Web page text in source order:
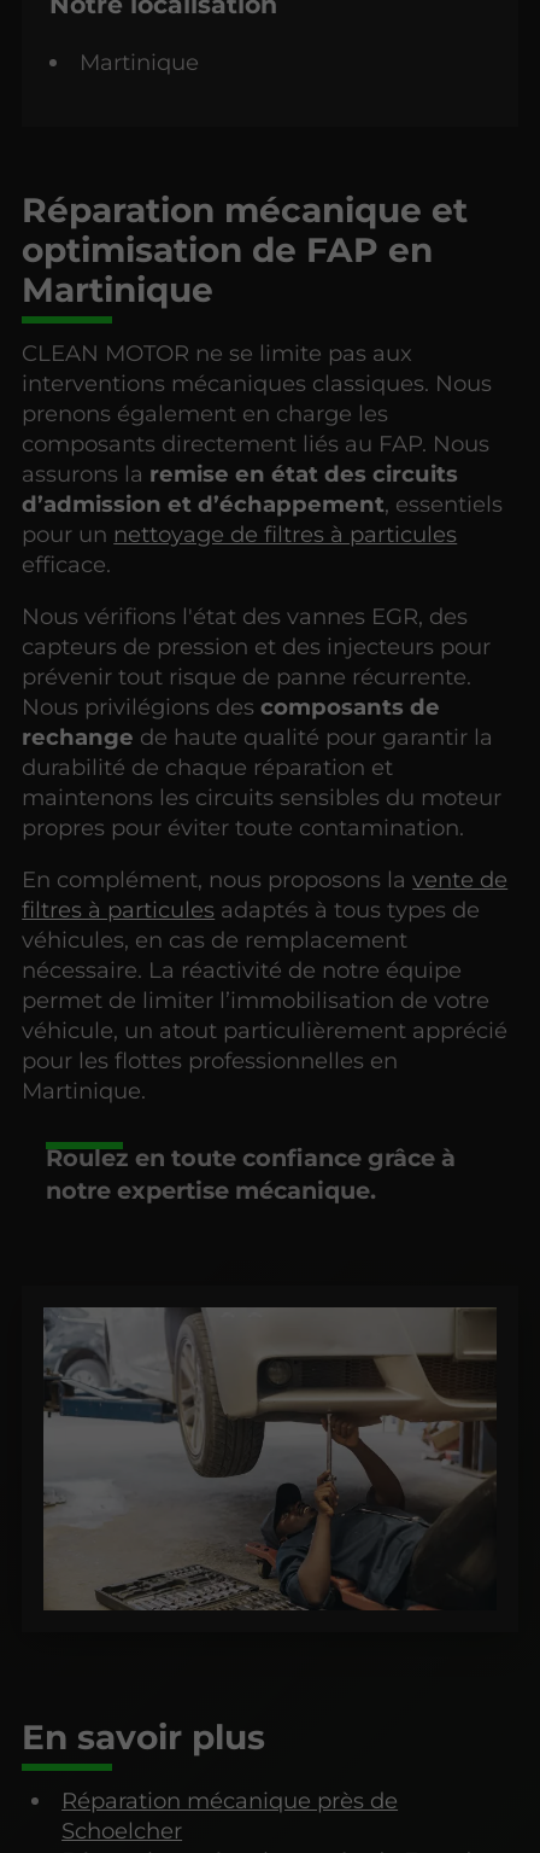
Martinique
Réparation mécanique et
optimisation de FAP en
Martinique
CLEAN MOTOR ne se limite pas aux
interventions mécaniques classiques. Nous
prenons également en charge les
composants directement liés au FAP. Nous
assurons la remise en état des circuits
d’admission et d’échappement, essentiels
pour un nettoyage de filtres à particules
efficace.
Nous vérifions l'état des vannes EGR, des
capteurs de pression et des injecteurs pour
prévenir tout risque de panne récurrente.
Nous privilégions descomposants de
rechange de haute qualité pour garantir la
durabilité de chaque réparation et
maintenons les circuits sensibles du moteur
propres pour éviter toute contamination.
En complément, nous proposons lavente de
filtres à particules adaptés à tous types de
véhicules, en cas de remplacement
nécessaire. La réactivité de notre équipe
permet de limiter l’immobilisation de votre
véhicule, un atout particulièrement apprécié
pour les flottes professionnelles en
Martinique.
Roulez en toute confiance grâce à
notre expertise mécanique.
En savoir plus
Réparation mécanique près de
Schoelcher